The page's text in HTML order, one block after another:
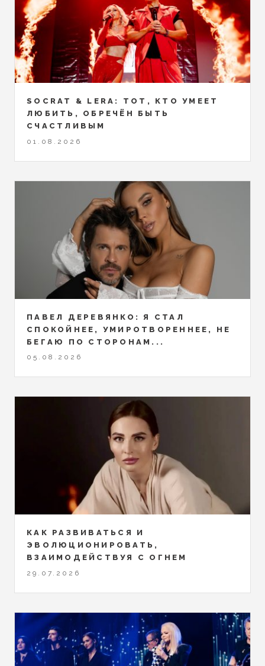
SOCRAT & LERA: ТОТ, КТО УМЕЕТ
ЛЮБИТЬ, ОБРЕЧЁН БЫТЬ
СЧАСТЛИВЫМ
01.08.2026
ПАВЕЛ ДЕРЕВЯНКО: Я СТАЛ
СПОКОЙНЕЕ, УМИРОТВОРЕННЕЕ, НЕ
БЕГАЮ ПО СТОРОНАМ...
05.08.2026
КАК РАЗВИВАТЬСЯ И
ЭВОЛЮЦИОНИРОВАТЬ,
ВЗАИМОДЕЙСТВУЯ С ОГНЕМ
29.07.2026